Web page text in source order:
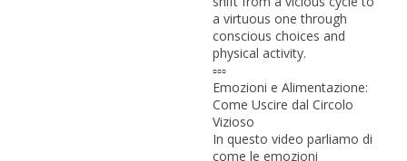
a virtuous one through
conscious choices and
physical activity.
▫️▫️▫️
Emozioni e Alimentazione:
Come Uscire dal Circolo
Vizioso
In questo video parliamo di
come le emozioni